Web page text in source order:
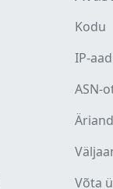
Kodu
IP-
ASN-
Võta